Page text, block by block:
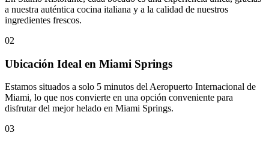
a nuestra auténtica cocina italiana y a la calidad de nuestros
ingredientes frescos.
02
Ubicación Ideal en Miami Springs
Estamos situados a solo 5 minutos del Aeropuerto Internacional de
Miami, lo que nos convierte en una opción conveniente para
disfrutar del mejor helado en Miami Springs.
03